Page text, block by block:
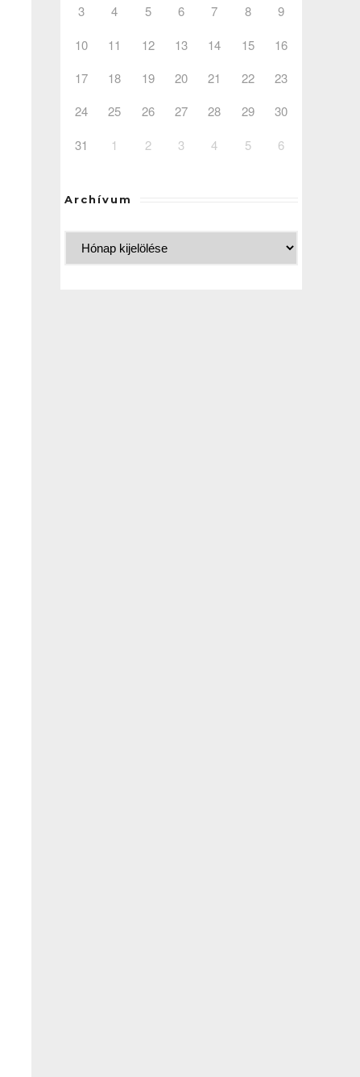
3
4 5 6 7 8
9
10
11 12 13 14 15
16
17
18 19 20 21 22
23
24
25 26 27 28 29
30
31
1 2 3 4 5 6
Archívum